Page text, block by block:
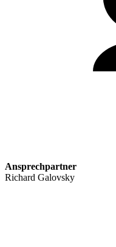
Ansprechpartner
Richard Galovsky